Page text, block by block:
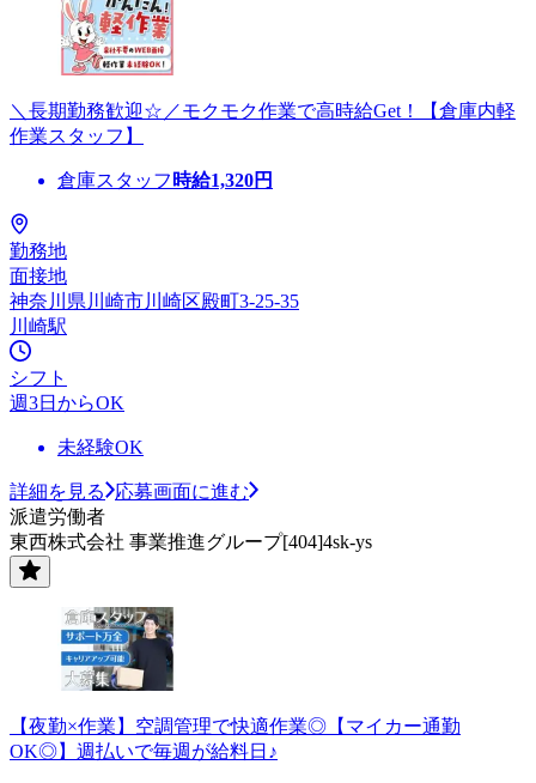
＼長期勤務歓迎☆／モクモク作業で高時給Get！【倉庫内軽
作業スタッフ】
倉庫スタッフ 時給1,320円
勤務地
面接地
神奈川県川崎市川崎区殿町3-25-35
川崎駅
シフト
週3日からOK
未経験OK
詳細を見る
応募画面に進む
派遣労働者
東西株式会社 事業推進グループ[404]4sk-ys
【夜勤×作業】空調管理で快適作業◎【マイカー通勤
OK◎】週払いで毎週が給料日♪